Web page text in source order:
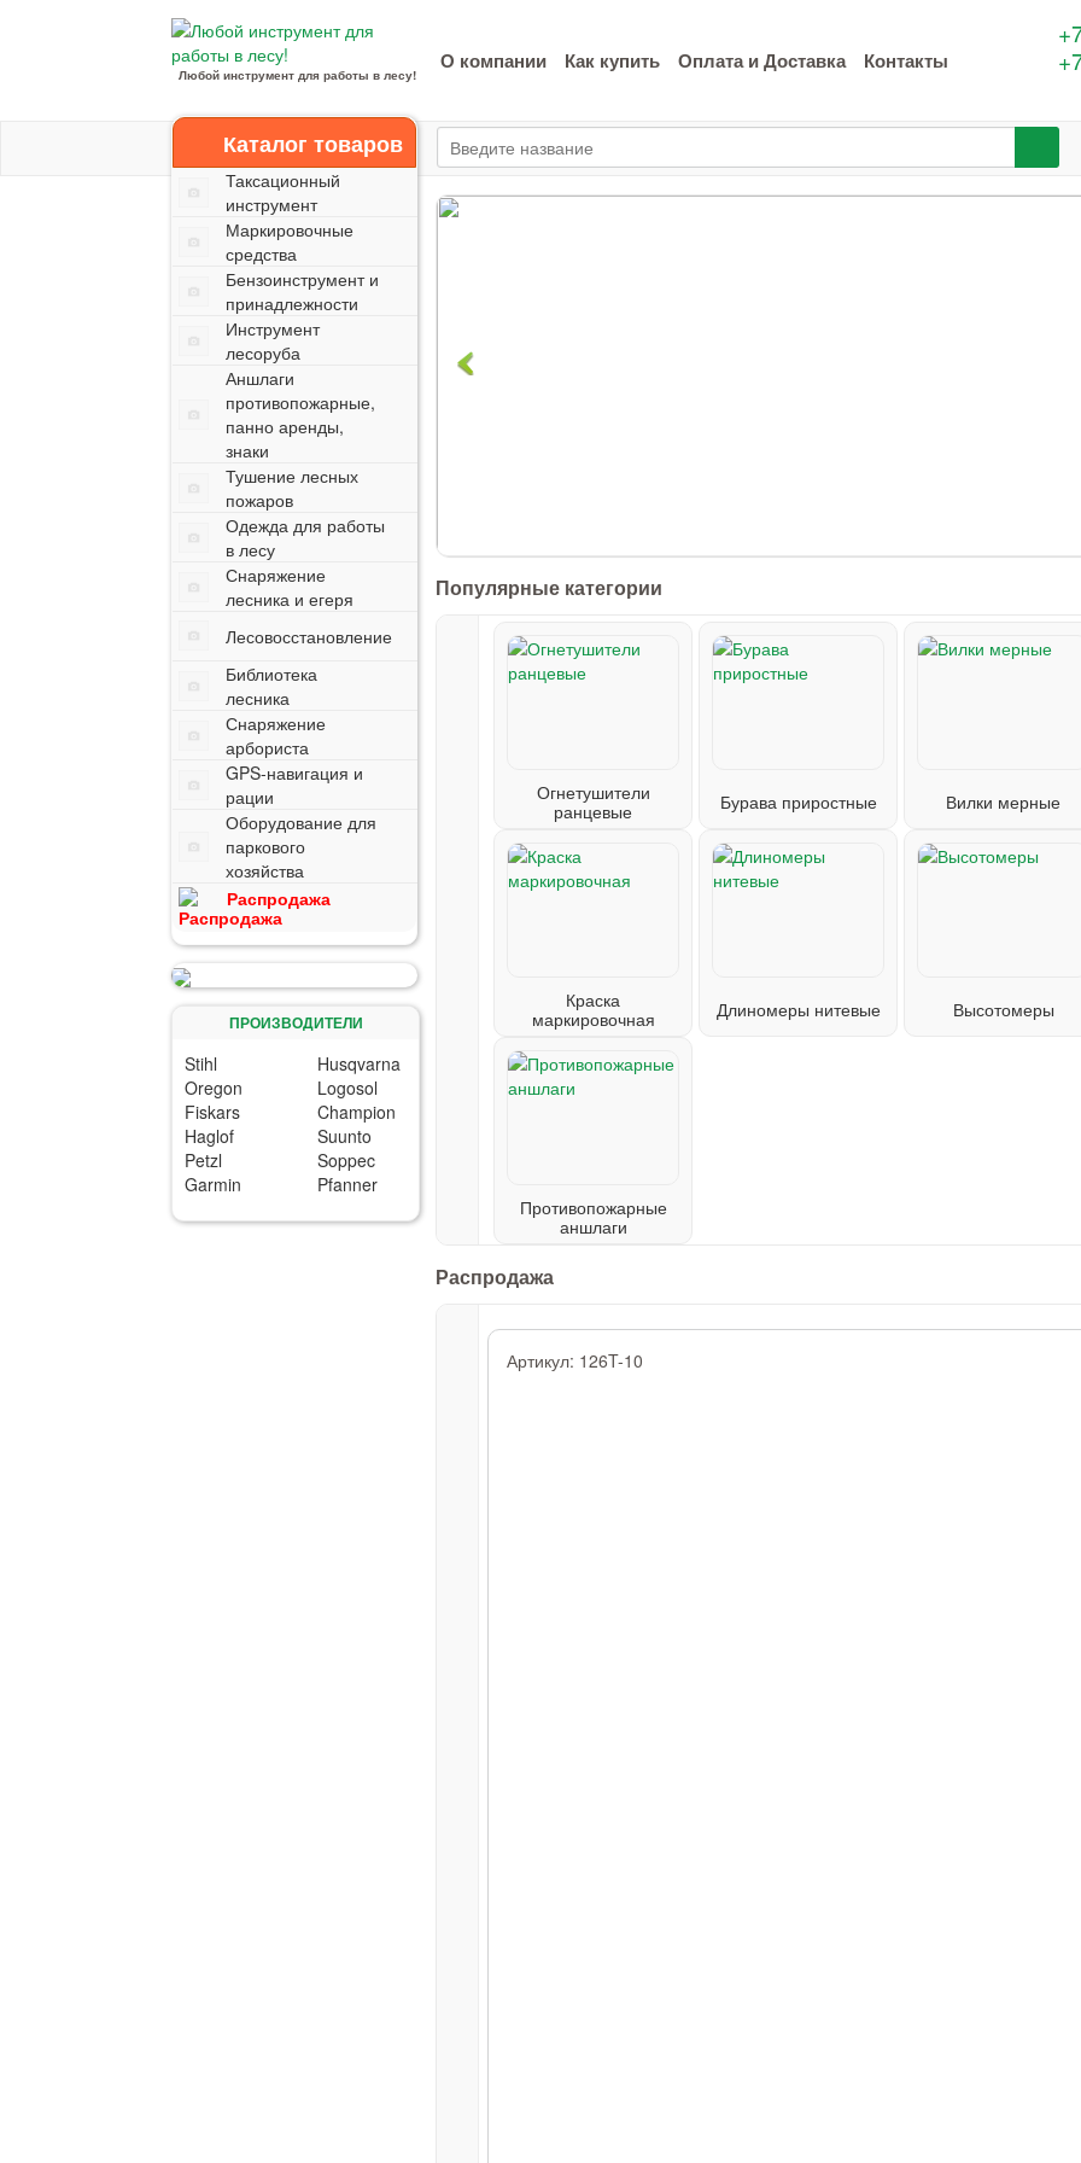
Любой инструмент для работы в лесу!
О компании Как купить Оплата и Доставка Контакты
Каталог товаров
Таксационный
инструмент
Маркировочные
средства
Бензоинструмент и
принадлежности
Инструмент
лесоруба
Аншлаги
противопожарные,
панно аренды,
знаки
Тушение лесных
пожаров
Одежда для работы
в лесу
Снаряжение
лесника и егеря
Лесовосстановление
Библиотека
лесника
Снаряжение
арбориста
GPS-навигация и
рации
Оборудование для
паркового
хозяйства
Распродажа
ПРОИЗВОДИТЕЛИ
Stihl
Husqvarna
Oregon
Logosol
Fiskars
Champion
Haglof
Suunto
Petzl
Soppec
Garmin
Pfanner
Популярные категории
Огнетушители
ранцевые
Бурава приростные Вилки мерные
Краска
маркировочная
Длиномеры нитевые Высотомеры
Противопожарные
аншлаги
Распродажа
Артикул: 126T-10